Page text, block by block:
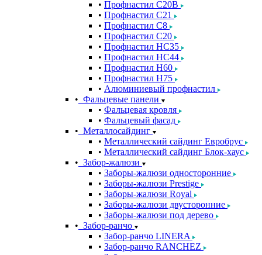
Профнастил С20B
Профнастил С21
Профнастил С8
Профнастил С20
Профнастил НС35
Профнастил НС44
Профнастил Н60
Профнастил Н75
Алюминиевый профнастил
Фальцевые панели
Фальцевая кровля
Фальцевый фасад
Металлосайдинг
Металлический сайдинг Евробрус
Металлический сайдинг Блок-хаус
Забор-жалюзи
Заборы-жалюзи односторонние
Заборы-жалюзи Prestige
Заборы-жалюзи Royal
Заборы-жалюзи двусторонние
Заборы-жалюзи под дерево
Забор-ранчо
Забор-ранчо LINERA
Забор-ранчо RANCHEZ